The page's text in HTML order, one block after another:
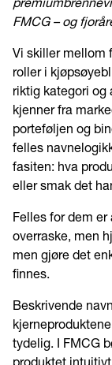
FMCG – og
Vi skiller mellom
roller i
riktig kategori og
kjenner fra
porteføljen og
felles
fasiten: hva
eller smak det
Felles for dem
overraske, men
men gjøre det
finnes.
Beskrivende
tydelig. I FMCG